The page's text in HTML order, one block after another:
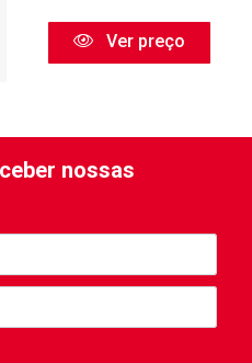
Ver preço
nossas